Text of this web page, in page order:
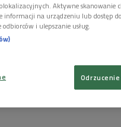
Aktywne skanowanie
informacji na urządzeniu lub dostęp
i ulepszanie usług.